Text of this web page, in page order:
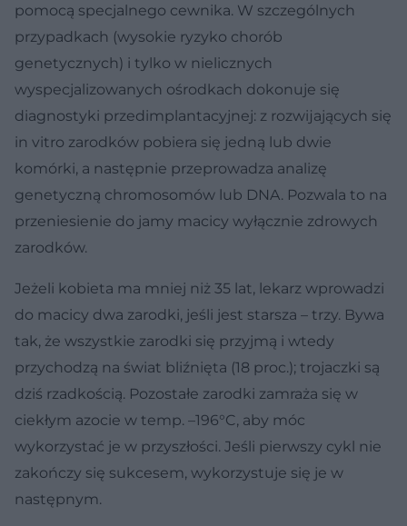
pomocą specjalnego cewnika. W szczególnych
przypadkach (wysokie ryzyko chorób
genetycznych) i tylko w nielicznych
wyspecjalizowanych ośrodkach dokonuje się
diagnostyki przedimplantacyjnej: z rozwĳających się
in vitro zarodków pobiera się jedną lub dwie
komórki, a następnie przeprowadza analizę
genetyczną chromosomów lub DNA. Pozwala to na
przeniesienie do jamy macicy wyłącznie zdrowych
zarodków.
Jeżeli kobieta ma mniej niż 35 lat, lekarz wprowadzi
do macicy dwa zarodki, jeśli jest starsza – trzy. Bywa
tak, że wszystkie zarodki się przyjmą i wtedy
przychodzą na świat bliźnięta (18 proc.); trojaczki są
dziś rzadkością. Pozostałe zarodki zamraża się w
ciekłym azocie w temp. –196°C, aby móc
wykorzystać je w przyszłości. Jeśli pierwszy cykl nie
zakończy się sukcesem, wykorzystuje się je w
następnym.